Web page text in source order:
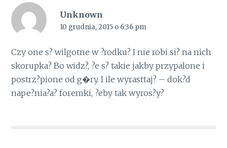
Unknown
10 grudnia, 2015 o 6:36 pm
Czy one s? wilgotne w ?rodku? I nie robi si? na nich
skorupka? Bo widz?, ?e s? takie jakby przypalone i
postrz?pione od g�ry. I ile wyrasttaj? – dok?d
nape?nia?a? foremki, ?eby tak wyros?y?